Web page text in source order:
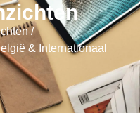
/
& Internationaal